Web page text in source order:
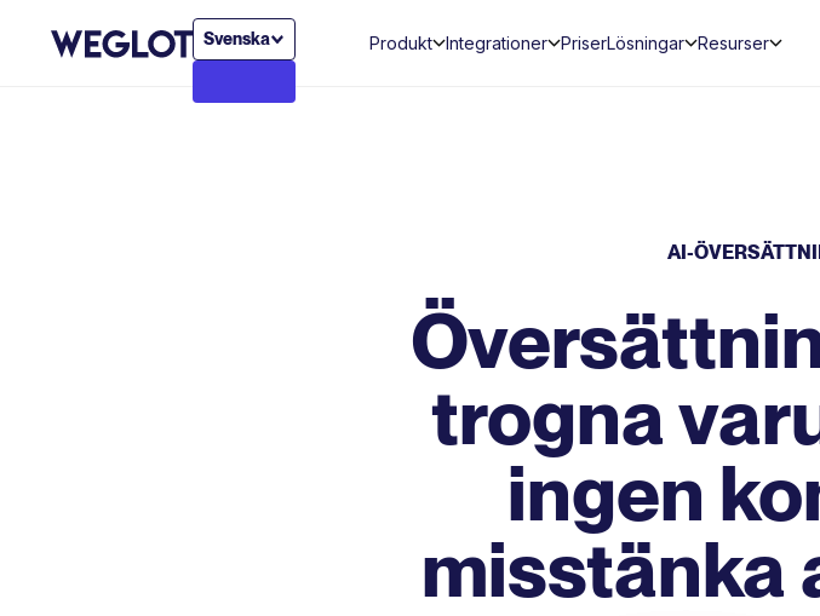
Svenska Produkt Integrationer PriserLösningar Resurser
AI-
trogna
ingen
misstänka